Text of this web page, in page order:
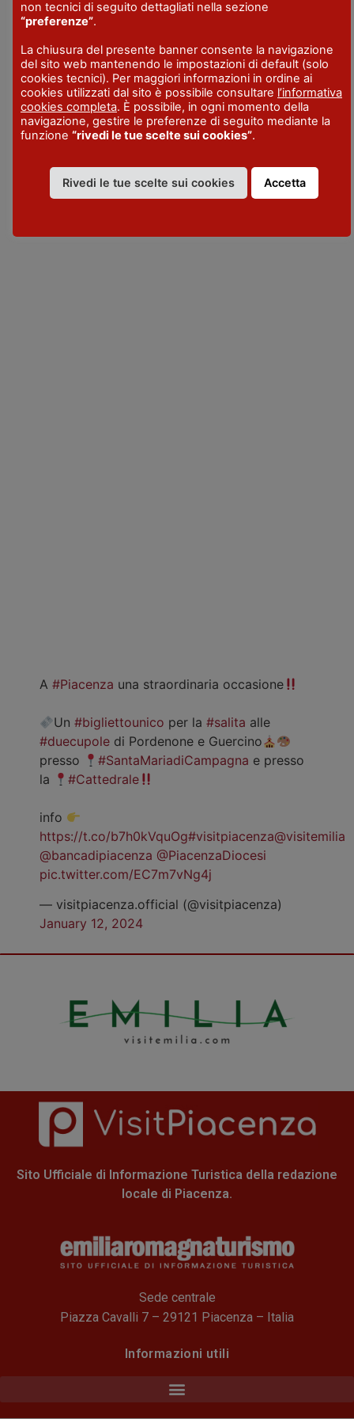
ORARIO
Vedi programma
VISITPIACENZA
A #Piacenza una straordinaria occasione
Un#bigliettounico per la#salita alle
#duecupole di Pordenone e Guercino
presso
#SantaMariadiCampagna e presso
la
#Cattedrale
info
https://t.co/b7h0kVquOg#visitpiacenza@visitemilia
@bancadipiacenza @PiacenzaDiocesi
pic.twitter.com/EC7m7vNg4j
— visitpiacenza.official (@visitpiacenza)
January 12, 2024
Sito Ufficiale di Informazione Turistica della redazione
locale di Piacenza.
Sede centrale
Piazza Cavalli 7 – 29121 Piacenza – Italia
Informazioni utili
non tecnici di seguito dettagliati nella sezione
“preferenze”.
La chiusura del presente banner consente la navigazione
del sito web mantenendo le impostazioni di default (solo
cookies tecnici). Per maggiori informazioni in ordine ai
cookies utilizzati dal sito è possibile consultare l’informativa
cookies completa. È possibile, in ogni momento della
navigazione, gestire le preferenze di seguito mediante la
funzione “rivedi le tue scelte sui cookies”.
Rivedi le tue scelte sui cookies Accetta